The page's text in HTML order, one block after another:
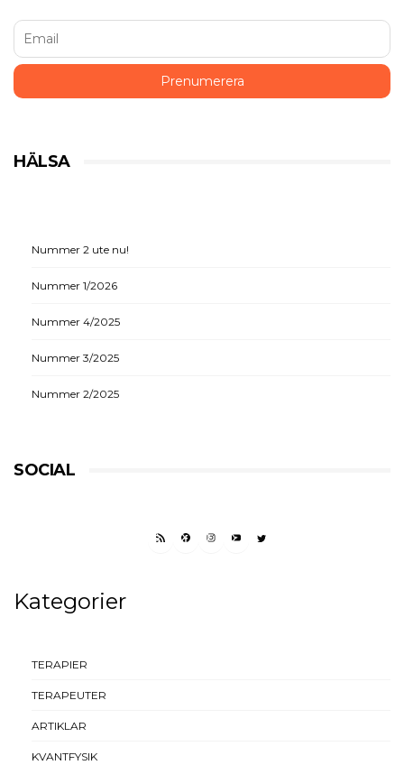
HÄLSA
Nummer 2 ute nu!
Nummer 1/2026
Nummer 4/2025
Nummer 3/2025
Nummer 2/2025
SOCIAL
RSS FEEDFACEBOOK
INSTAGRAM
YOUTUBETWITTER
Kategorier
TERAPIER
TERAPEUTER
ARTIKLAR
KVANTFYSIK